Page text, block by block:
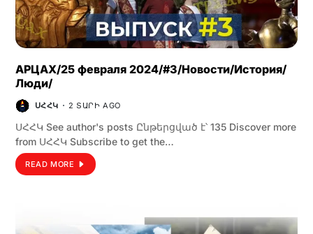
АРЦАХ/25 февраля 2024/#3/Новости/История/
Люди/
ՍՀՀԿ 2 ՏԱՐԻ AGO
ՍՀՀԿ See author's posts Ընթերցված է՝ 135 Discover more
from ՍՀՀԿ Subscribe to get the…
READ MORE